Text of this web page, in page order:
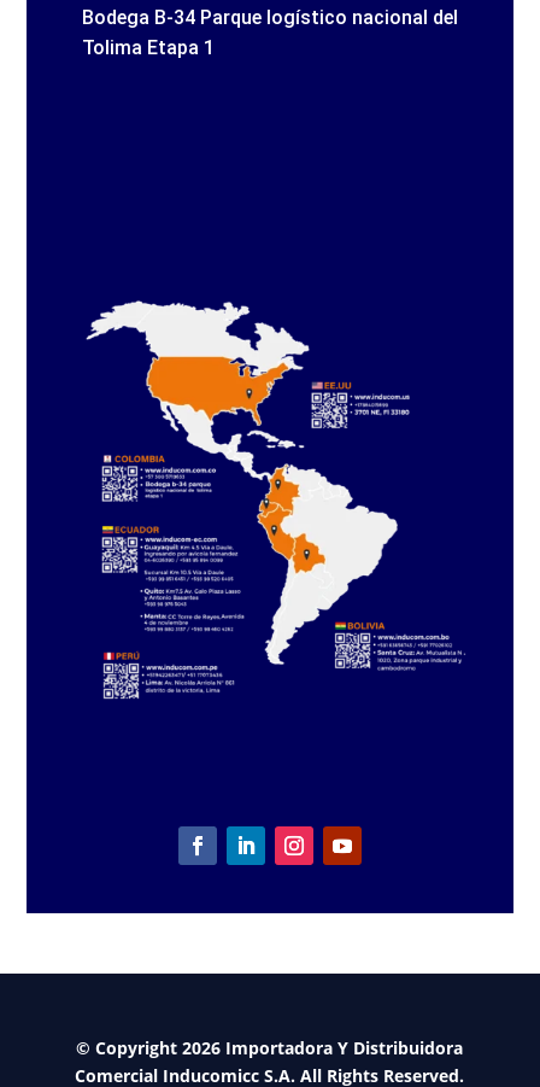
Bodega B-34 Parque logístico nacional del
Tolima Etapa 1
© Copyright 2026 Importadora Y Distribuidora
Comercial Inducomicc S.A. All Rights Reserved.